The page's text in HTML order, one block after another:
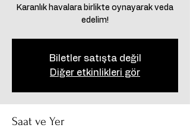
Karanlık havalara birlikte oynayarak veda
edelim!
Biletler satışta değil
Diğer etkinlikleri gör
Saat ve Yer